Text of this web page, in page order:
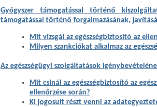
Gyógyszer támogatással történő
támogatással történő forgalmazásának,
Mit vizsgál az egészségbiztosító az
Milyen szankciókat alkalmaz az
Az egészségügyi szolgáltatások
Mit csinál az egészségbiztosító az
ellenőrzése során?
Ki jogosult részt venni az